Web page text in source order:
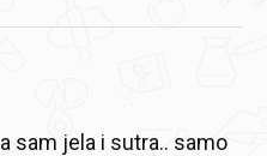
sam jela i sutra.. samo